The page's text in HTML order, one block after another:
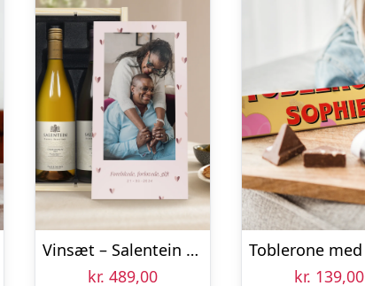
Vinsæt – Salentein Pinot Noir og Chardonnay – i kasse
kr. 489,00
kr. 139,00